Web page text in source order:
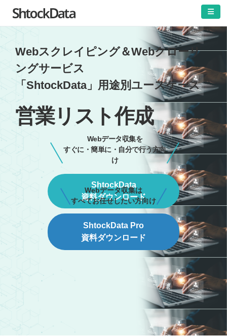
Webスクレイピング＆Webクローリ
ングサービス
「ShtockData」用途別ユースケース
営業リスト作成
Webデータ収集を
すぐに・簡単に・自分で行う方向
け
ShtockData
資料ダウンロード
Webデータ収集は
すべてお任せしたい方向け
ShtockData Pro
資料ダウンロード